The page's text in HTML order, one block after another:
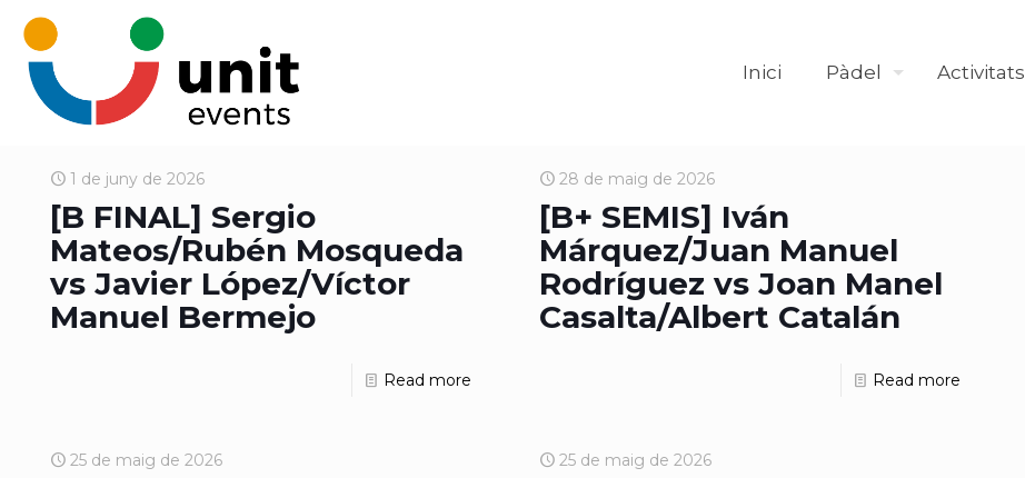
Inici Pàdel Activitats
1 de juny de 2026
[B FINAL] Sergio
Mateos/Rubén Mosqueda
vs Javier López/Víctor
Manuel Bermejo
Read more
28 de maig de 2026
[B+ SEMIS] Iván
Márquez/Juan Manuel
Rodríguez vs Joan Manel
Casalta/Albert Catalán
Read more
25 de maig de 2026 25 de maig de 2026